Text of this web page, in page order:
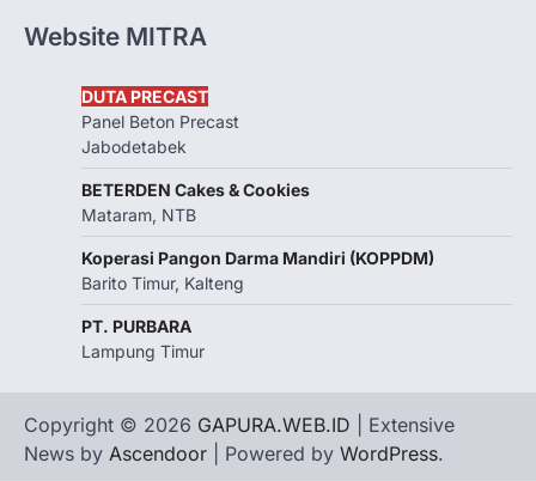
Website MITRA
DUTA PRECAST
Panel Beton Precast
Jabodetabek
BETERDEN Cakes & Cookies
Mataram, NTB
Koperasi Pangon Darma Mandiri (KOPPDM)
Barito Timur, Kalteng
PT. PURBARA
Lampung Timur
Copyright © 2026 GAPURA.WEB.ID | Extensive
News by Ascendoor | Powered by WordPress.